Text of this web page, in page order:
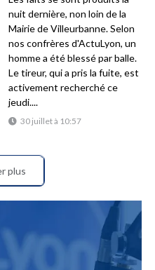
30 juillet à 10:57
nuit dernière, non loin de la
Mairie de Villeurbanne. Selon
nos confrères d'ActuLyon, un
homme a été blessé par balle.
Le tireur, qui a pris la fuite, est
activement recherché ce
jeudi....
plus